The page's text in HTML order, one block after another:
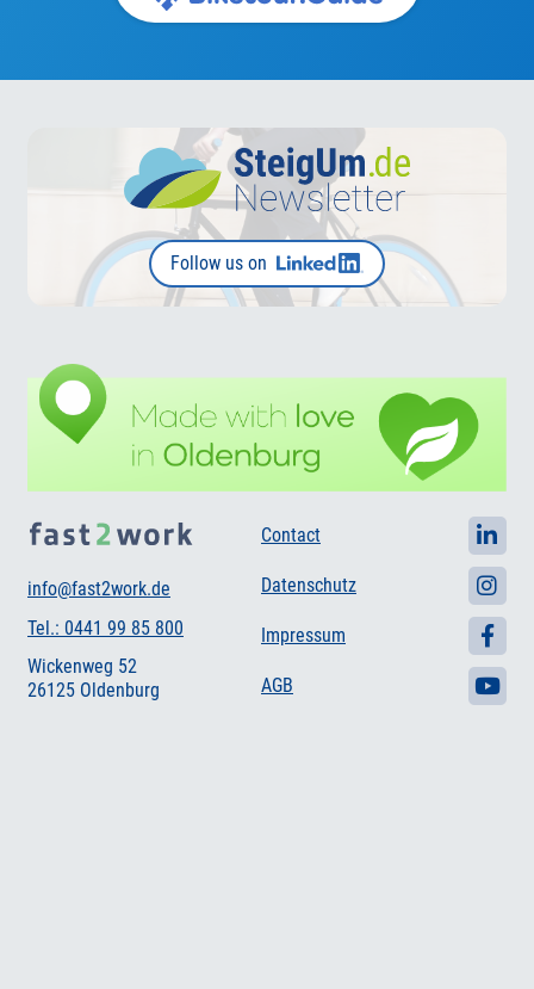
Follow us on
info@fast2work.de
Tel.: 0441 99 85 800
Wickenweg 52
26125 Oldenburg
Contact
Datenschutz
Impressum
AGB